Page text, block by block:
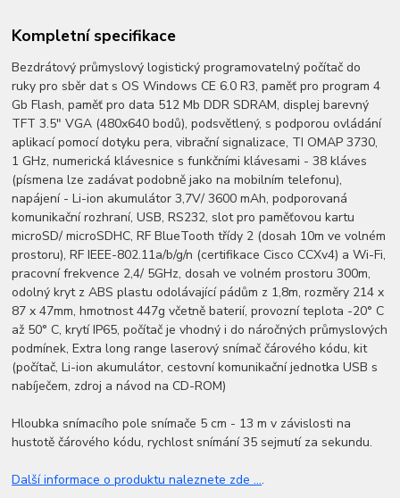
Kompletní specifikace
Bezdrátový průmyslový logistický programovatelný počítač do
ruky pro sběr dat s OS Windows CE 6.0 R3, paměť pro program 4
Gb Flash, paměť pro data 512 Mb DDR SDRAM, displej barevný
TFT 3.5" VGA (480x640 bodů), podsvětlený, s podporou ovládání
aplikací pomocí dotyku pera, vibrační signalizace, TI OMAP 3730,
1 GHz, numerická klávesnice s funkčními klávesami - 38 kláves
(písmena lze zadávat podobně jako na mobilním telefonu),
napájení - Li-ion akumulátor 3,7V/ 3600 mAh, podporovaná
komunikační rozhraní, USB, RS232, slot pro paměťovou kartu
microSD/ microSDHC, RF BlueTooth třídy 2 (dosah 10m ve volném
prostoru), RF IEEE-802.11a/b/g/n (certifikace Cisco CCXv4) a Wi-Fi,
pracovní frekvence 2,4/ 5GHz, dosah ve volném prostoru 300m,
odolný kryt z ABS plastu odolávající pádům z 1,8m, rozměry 214 x
87 x 47mm, hmotnost 447g včetně baterií, provozní teplota -20° C
až 50° C, krytí IP65, počítač je vhodný i do náročných průmyslových
podmínek, Extra long range laserový snímač čárového kódu, kit
(počítač, Li-ion akumulátor, cestovní komunikační jednotka USB s
nabíječem, zdroj a návod na CD-ROM)
Hloubka snímacího pole snímače 5 cm - 13 m v závislosti na
hustotě čárového kódu, rychlost snímání 35 sejmutí za sekundu.
Další informace o produktu naleznete zde ....